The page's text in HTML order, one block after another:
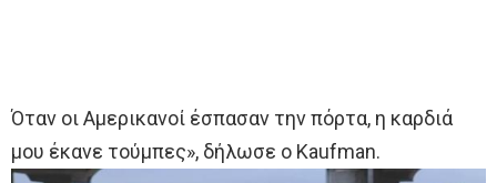
Όταν οι Αμερικανοί έσπασαν την πόρτα, η καρδιά
μου έκανε τούμπες», δήλωσε ο Kaufman.